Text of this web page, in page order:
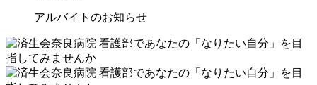
アルバイトのお知らせ